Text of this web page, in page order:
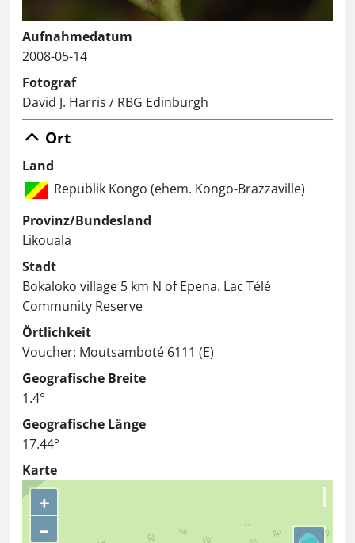
Aufnahmedatum
2008-05-14
Fotograf
David J. Harris / RBG Edinburgh
Ort
Land
Republik Kongo (ehem. Kongo-Brazzaville)
Provinz/Bundesland
Likouala
Stadt
Bokaloko village 5 km N of Epena. Lac Télé
Community Reserve
Örtlichkeit
Voucher: Moutsamboté 6111 (E)
Geografische Breite
1.4°
Geografische Länge
17.44°
Karte
+
–